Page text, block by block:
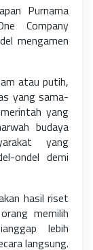
Purnama
Company
mengamen
atau putih,
yang sama-
yang
budaya
yang
ondel demi
hasil riset
memilih
lebih
langsung.